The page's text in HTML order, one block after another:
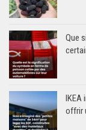
Que
offrir